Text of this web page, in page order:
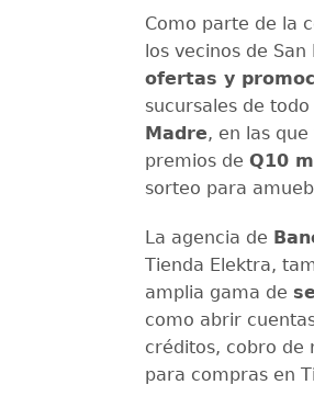
Como parte de la
los vecinos de
ofertas y
sucursales de
Madre, en las
premios de Q10
sorteo para
La agencia de
Tienda Elektra,
amplia gama de
como abrir
créditos, cobro de
para compras en